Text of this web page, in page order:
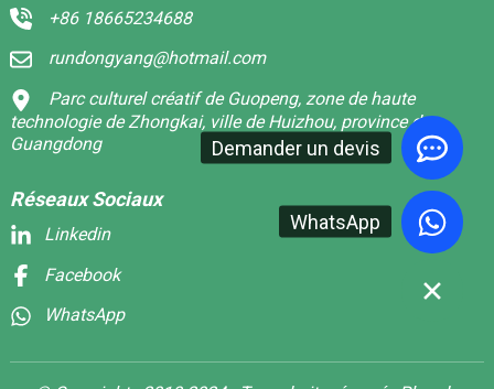
Demander un devis
WhatsApp
+86 18665234688
rundongyang@hotmail.com
Parc culturel créatif de Guopeng, zone de haute
technologie de Zhongkai, ville de Huizhou, province du
Guangdong
Réseaux Sociaux
Linkedin
Facebook
WhatsApp